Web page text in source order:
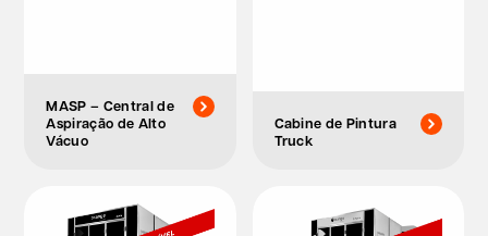
MASP – Central de
Aspiração de Alto
Vácuo
Cabine de Pintura
Truck